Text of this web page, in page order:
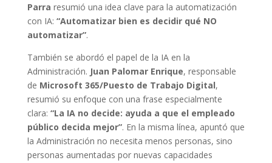
Parra resumió una idea clave para la automatización
con IA: “Automatizar bien es decidir qué NO
automatizar”.
También se abordó el papel de la IA en la
Administración. Juan Palomar Enrique, responsable
de Microsoft 365/Puesto de Trabajo Digital,
resumió su enfoque con una frase especialmente
clara: “La IA no decide: ayuda a que el empleado
público decida mejor”. En la misma línea, apuntó que
la Administración no necesita menos personas, sino
personas aumentadas por nuevas capacidades